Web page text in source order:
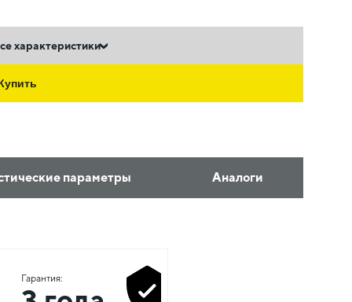
характеристики
параметры Аналоги
Гарантия: